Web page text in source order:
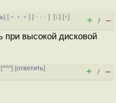
] [ ﹢﹢﹢] [ · · ·][↓] [↑]
+ / –
при высокой дисковой
^^^] [ответить]
+ / –